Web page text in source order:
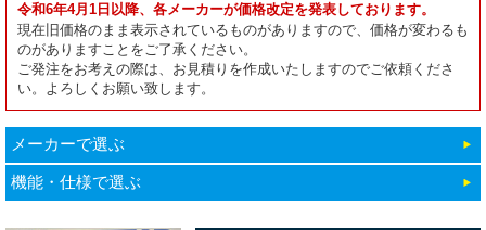
令和6年4月1日以降、各メーカーが価格改定を発表しております。
現在旧価格のまま表示されているものがありますので、価格が変わるも
のがありますことをご了承ください。
ご発注をお考えの際は、お見積りを作成いたしますのでご依頼くださ
い。よろしくお願い致します。
メーカーで選ぶ
機能・仕様で選ぶ